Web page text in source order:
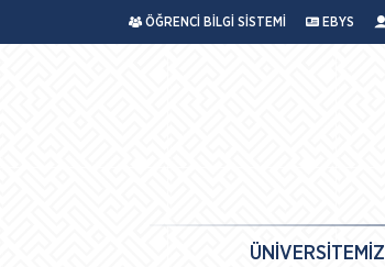
ÖĞRENCİ BİLGİ SİSTEMİ EBYS
ÜNİVERSİTEMİZ